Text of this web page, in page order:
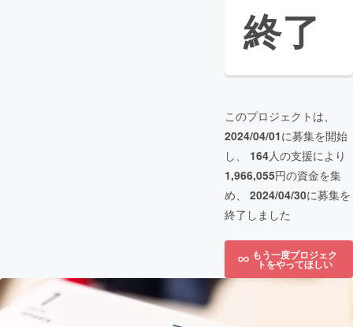
終了
このプロジェクトは、
2024/04/01に募集を開始
し、 164人の支援により
1,966,055円の資金を集
め、 2024/04/30に募集を
終了しました
もう一度プロジェク
トをやってほしい